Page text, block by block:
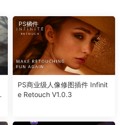
PS插件
PS商业级人像修图插件 Infinit
e Retouch V1.0.3